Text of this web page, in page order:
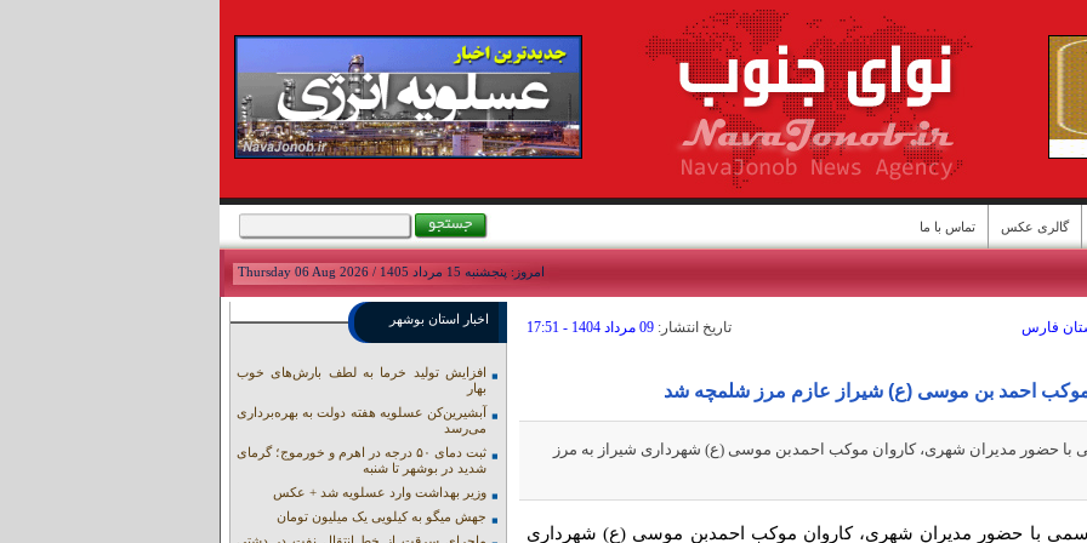
گالری عکس تماس با ما
امروز: پنجشنبه 15 مرداد 1405 / Thursday 06 Aug 2026
فارس تاريخ انتشار: 09 مرداد 1404 - 17:51
احمد بن موسی (ع) شیراز عازم مرز شلمچه شد
حضور مدیران شهری، کاروان موکب احمدبن موسی (ع) شهرداری شیراز به مرز
با حضور مدیران شهری، کاروان موکب احمدبن موسی (ع) شهرداری
اخبار استان بوشهر
افزایش تولید خرما به لطف بارش‌های خوب
بهار
آبشیرین‌کن عسلویه هفته دولت به بهره‌برداری
می‌رسد
ثبت دمای ۵۰ درجه در اهرم و خورموج؛ گرمای
شدید در بوشهر تا شنبه
وزیر بهداشت وارد عسلویه شد + عکس
جهش میگو به کیلویی یک میلیون تومان